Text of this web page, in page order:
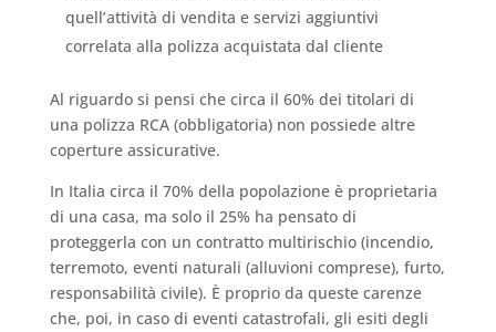
quell’attività di vendita e servizi aggiuntivi
correlata alla polizza acquistata dal cliente
Al riguardo si pensi che circa il 60% dei titolari di
una polizza RCA (obbligatoria) non possiede altre
coperture assicurative.
In Italia circa il 70% della popolazione è proprietaria
di una casa, ma solo il 25% ha pensato di
proteggerla con un contratto multirischio (incendio,
terremoto, eventi naturali (alluvioni comprese), furto,
responsabilità civile). È proprio da queste carenze
che, poi, in caso di eventi catastrofali, gli esiti degli